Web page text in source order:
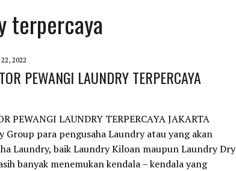
terpercaya
22, 2022
PEWANGI LAUNDRY TERPERCAYA
PEWANGI LAUNDRY TERPERCAYA JAKARTA
Group para pengusaha Laundry atau yang akan
Laundry, baik Laundry Kiloan maupun Laundry Dry
banyak menemukan kendala – kendala yang